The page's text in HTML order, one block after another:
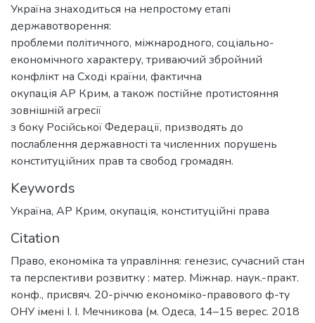
Україна знаходиться на непростому етапі
державотворення:
проблеми політичного, міжнародного, соціально-
економічного характеру, триваючий збройний
конфлікт на Сході країни, фактична
окупація АР Крим, а також постійне протистояння
зовнішній агресії
з боку Російської Федерації, призводять до
послаблення державності та численних порушень
конституційних прав та свобод громадян.
Keywords
Україна, АР Крим, окупація, конституційні права
Citation
Право, економіка та управління: генезис, сучасний стан
та перспективи розвитку : матер. Міжнар. наук.-практ.
конф., присвяч. 20-річчю економіко-правового ф-ту
ОНУ імені І. І. Мечникова (м. Одеса, 14–15 верес. 2018